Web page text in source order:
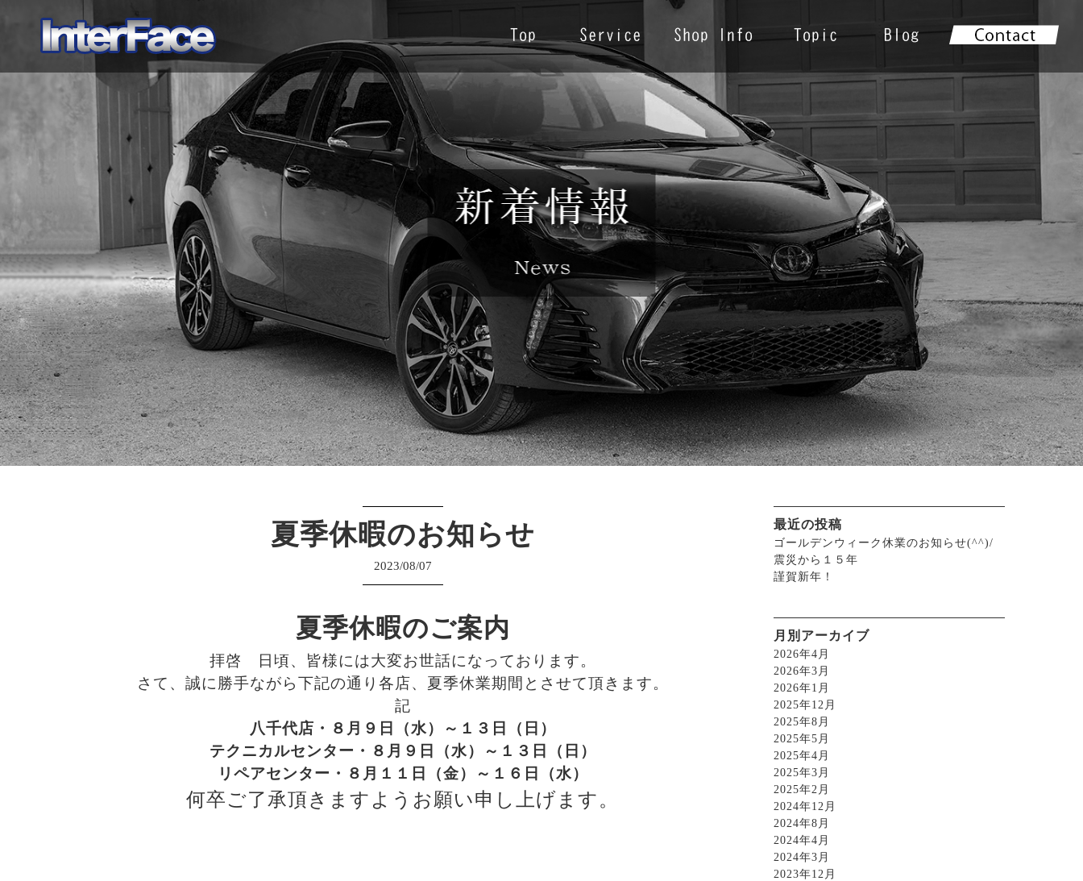
最近の投稿
ゴールデンウィーク休業のお知らせ(^^)/
震災から１５年
謹賀新年！
月別アーカイブ
2026年4月
2026年3月
2026年1月
2025年12月
2025年8月
2025年5月
2025年4月
2025年3月
2025年2月
2024年12月
2024年8月
2024年4月
2024年3月
2023年12月
夏季休暇のお知らせ
2023/08/07
夏季休暇のご案内
拝啓 日頃、皆様には大変お世話になっております。
さて、誠に勝手ながら下記の通り各店、夏季休業期間とさせて頂きます。
記
八千代店・８月９日（水）～１３日（日）
テクニカルセンター・８月９日（水）～１３日（日）
リペアセンター・８月１１日（金）～１６日（水）
何卒ご了承頂きますようお願い申し上げます。